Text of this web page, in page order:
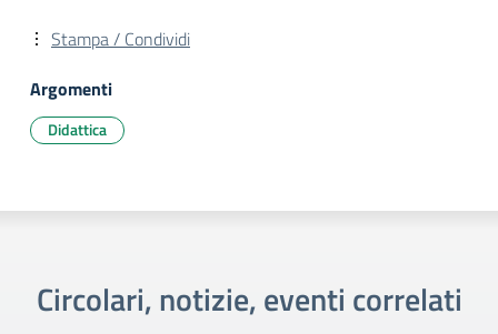
Stampa / Condividi
Argomenti
Didattica
Circolari, notizie, eventi correlati